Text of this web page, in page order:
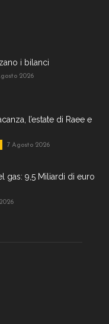
i bilanci
2026
l’estate di Raee e
7 Agosto 2026
gas: 9,5 Miliardi di euro